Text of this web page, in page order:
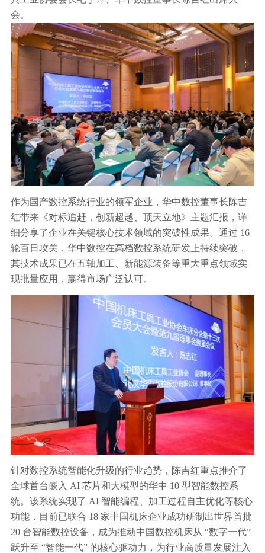
投教园地
销售与服务网络
在线留言
人力资源
会。
作为国产数控系统行业的领军企业，华中数控董事长陈吉
红带来《对标追赶，创新超越、顶天立地》主题汇报，详
细分享了企业在关键核心技术领域的突破性成果。通过 16
轮百日攻关，华中数控在高档数控系统研发上持续突破，
其技术成果已在五轴加工、新能源装备等重大重点领域实
现批量应用，赢得市场广泛认可。
针对数控系统智能化升级的行业趋势，陈吉红重点推介了
全球首台嵌入 AI 芯片和大模型的华中 10 型智能数控系
统。该系统实现了 AI 智能编程、加工过程自主优化等核心
功能，目前已联合 18 家中国机床企业成功研制出世界首批
20 台智能数控设备，成为推动中国数控机床从 “数字一代”
跃升至 “智能一代” 的核心驱动力，为行业高质量发展注入